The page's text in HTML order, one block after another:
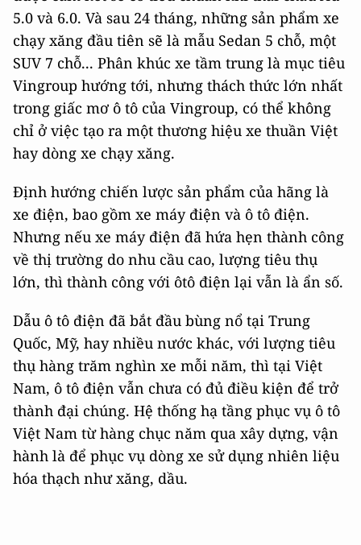
5.0 và 6.0. Và sau 24 tháng, những sản phẩm xe
chạy xăng đầu tiên sẽ là mẫu Sedan 5 chỗ, một
SUV 7 chỗ... Phân khúc xe tầm trung là mục tiêu
Vingroup hướng tới, nhưng thách thức lớn nhất
trong giấc mơ ô tô của Vingroup, có thể không
chỉ ở việc tạo ra một thương hiệu xe thuần Việt
hay dòng xe chạy xăng.
Định hướng chiến lược sản phẩm của hãng là
xe điện, bao gồm xe máy điện và ô tô điện.
Nhưng nếu xe máy điện đã hứa hẹn thành công
về thị trường do nhu cầu cao, lượng tiêu thụ
lớn, thì thành công với ôtô điện lại vẫn là ẩn số.
Dẫu ô tô điện đã bắt đầu bùng nổ tại Trung
Quốc, Mỹ, hay nhiều nước khác, với lượng tiêu
thụ hàng trăm nghìn xe mỗi năm, thì tại Việt
Nam, ô tô điện vẫn chưa có đủ điều kiện để trở
thành đại chúng. Hệ thống hạ tầng phục vụ ô tô
Việt Nam từ hàng chục năm qua xây dựng, vận
hành là để phục vụ dòng xe sử dụng nhiên liệu
hóa thạch như xăng, dầu.